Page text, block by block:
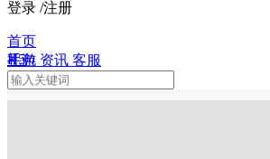
登录 /注册
首页
手游
H5
礼包 资讯 客服